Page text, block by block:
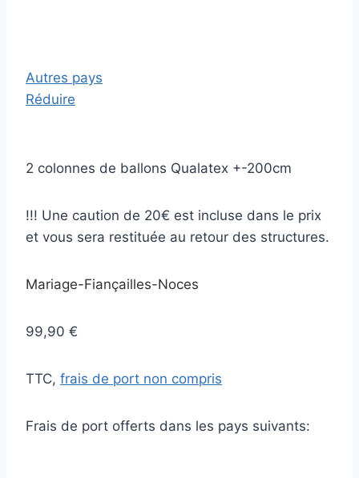
Autres pays
Réduire
2 colonnes de ballons Qualatex +-200cm
!!! Une caution de 20€ est incluse dans le prix
et vous sera restituée au retour des structures.
Mariage-Fiançailles-Noces
99,90 €
TTC, frais de port non compris
Frais de port offerts dans les pays suivants: